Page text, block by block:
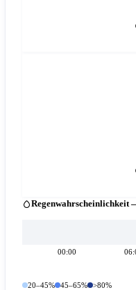
Regenwahrscheinlichkeit
00:00
20–45% 45–65% >80%